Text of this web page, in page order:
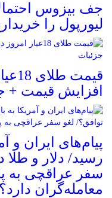
جف بیزوس
لیورپول را
افزایش قیمت +
پیام‌های ایران و
رسید/ دلار و طلا
سفر عراقچی به
معامله‌گران دارد؟